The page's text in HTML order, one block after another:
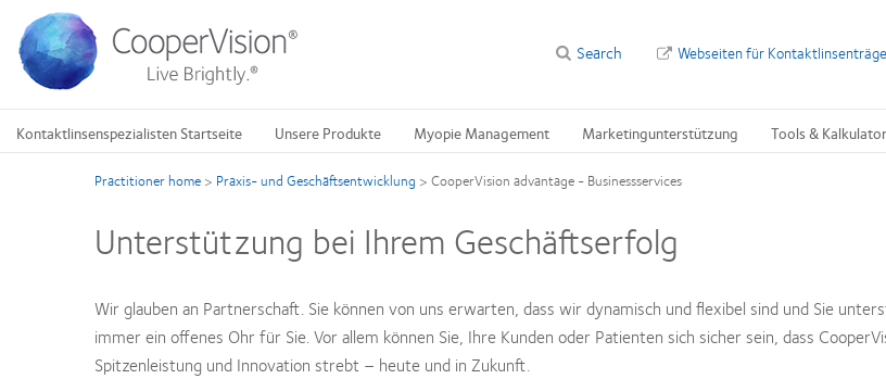
zum
Inhalt
Webseiten für
Search
Kontaktlinsenspezialisten Startseite Unsere Produkte Myopie Management Marketingunterstützung Tools &
Practitioner home > Praxis- und Geschäftsentwicklung > CooperVision advantage - Businessservices
Unterstützung bei Ihrem Geschäftserfolg
Wir glauben an Partnerschaft. Sie können von uns erwarten, dass wir dynamisch und flexibel sind und Sie
immer ein offenes Ohr für Sie. Vor allem können Sie, Ihre Kunden oder Patienten sich sicher sein, dass
Spitzenleistung und Innovation strebt – heute und in Zukunft.